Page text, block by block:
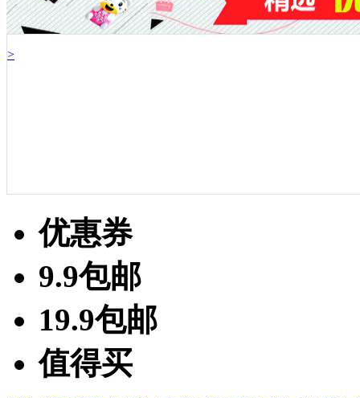
>
优惠券
9.9包邮
19.9包邮
值得买